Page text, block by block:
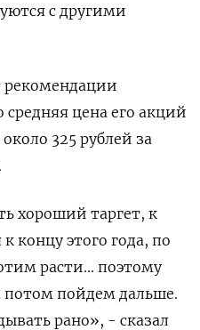
с другими
рекомендации
цена его акций
325 рублей за
хороший таргет, к
концу этого года, по
расти... поэтому
потом пойдем дальше.
рано», - сказал